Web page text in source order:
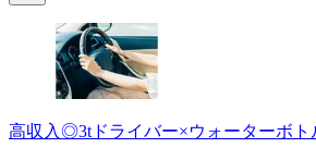
高収入◎3tドライバー×ウォーターボト